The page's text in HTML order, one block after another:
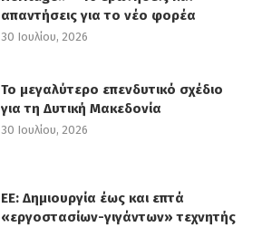
απαντήσεις για το νέο φορέα
30 Ιουλίου, 2026
Το μεγαλύτερο επενδυτικό σχέδιο
για τη Δυτική Μακεδονία
30 Ιουλίου, 2026
ΕΕ: Δημιουργία έως και επτά
«εργοστασίων-γιγάντων» τεχνητής